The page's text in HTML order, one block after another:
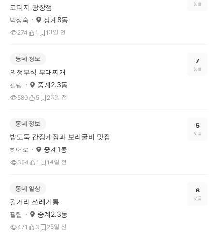
코티지 광장점
박정숙 상계8동
274 1 1 3일 전
댓글
동네 정보
의정부식 부대찌개
필립 중계2.3동
580 5 23일 전
7
댓글
동네 정보
밥도둑 간장게장과 보리굴비 맛집
히어로 중계1동
354 1 14일 전
5
댓글
동네 일상
길거리 쓰레기통
필립 중계2.3동
471 3 25일 전
6
댓글